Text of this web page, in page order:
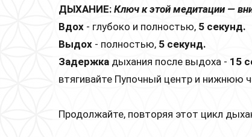
ДЫХАНИЕ: Ключ к этой медитации —
Вдох - глубоко и полностью, 5 секунд.
Выдох - полностью, 5 секунд.
Задержка дыхания после выдоха - 15
втягивайте Пупочный центр и нижнюю
Продолжайте, повторяя этот цикл